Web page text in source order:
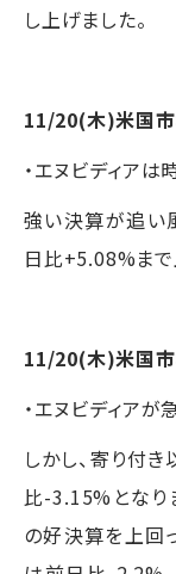
し上げました。
11/20(木)米国
・エヌビディア
強い決算が追い
日比+5.08%まで
11/20(木)米国
・エヌビディアが
しかし、寄り付
比-3.15%となり
の好決算を上回